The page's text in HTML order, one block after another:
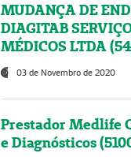
MUDANÇA DE
DIAGITAB
MÉDICOS LTDA
03 de Novembro de 2020
Prestador Medlife
e Diagnósticos